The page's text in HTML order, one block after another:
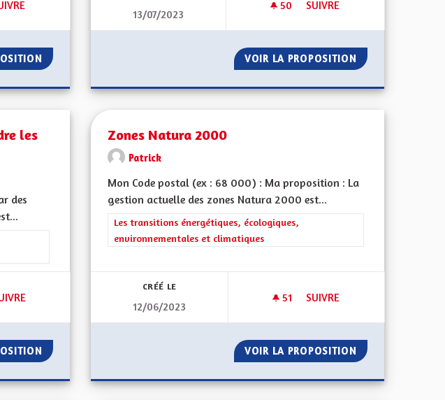
DE LA LANGUE ALSACIENNE
TRANSMISSION DE LA LANGUE ALSACIENNE
13/07/2023
50 50 ABONNÉS
SUIVRE
VOIR LA PROPOSITION ENQUÊTE ET
les
des
énergétiques, écologiques, environnementales et climatiques
ABONNÉS
AUX POIDS LOURDS DE PRENDRE LES AUTOROUTES
IMPOSER AUX POIDS LOURDS DE PRENDRE LES AUTOROUTES
Zones Natura 2000
Patrick
Mon Code postal (ex : 68 000) : Ma proposition : La
gestion actuelle des zones Natura 2000 est...
Filtrer les résultats de la catégorie : Les transitions énergétiques,
Les transitions énergétiques, écologiques,
environnementales et climatiques
CRÉÉ LE
12/06/2023
51 51 ABONNÉS
SUIVRE
VOIR LA PROPOSITION ZONES NATURA